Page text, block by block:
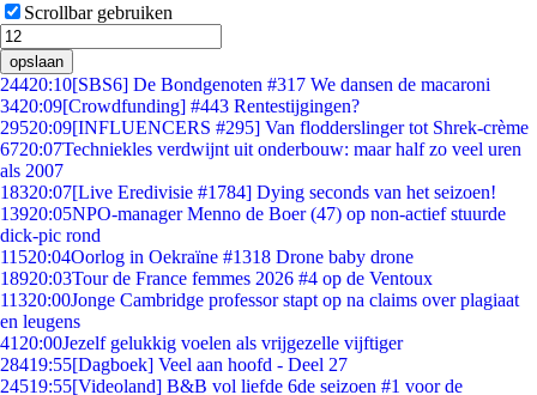
Scrollbar gebruiken
opslaan
24420:10[SBS6] De Bondgenoten #317 We dansen de macaroni
3420:09[Crowdfunding] #443 Rentestijgingen?
29520:09[INFLUENCERS #295] Van flodderslinger tot Shrek-crème
6720:07Techniekles verdwijnt uit onderbouw: maar half zo veel uren
als 2007
18320:07[Live Eredivisie #1784] Dying seconds van het seizoen!
13920:05NPO-manager Menno de Boer (47) op non-actief stuurde
dick-pic rond
11520:04Oorlog in Oekraïne #1318 Drone baby drone
18920:03Tour de France femmes 2026 #4 op de Ventoux
11320:00Jonge Cambridge professor stapt op na claims over plagiaat
en leugens
41 20:00Jezelf gelukkig voelen als vrijgezelle vijftiger
28419:55[Dagboek] Veel aan hoofd - Deel 27
24519:55[Videoland] B&B vol liefde 6de seizoen #1 voor de